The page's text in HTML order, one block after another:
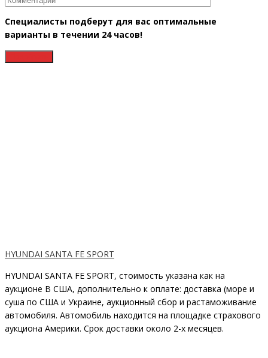
Специалисты подберут для вас оптимальные
варианты в течении 24 часов!
HYUNDAI SANTA FE SPORT
HYUNDAI SANTA FE SPORT, стоимость указана как на
аукционе В США, дополнительно к оплате: доставка (море и
суша по США и Украине, аукционный сбор и растаможивание
автомобиля. Автомобиль находится на площадке страхового
аукциона Америки. Срок доставки около 2-x месяцев.